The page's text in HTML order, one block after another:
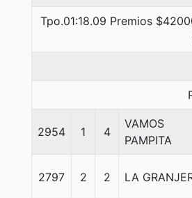
Tpo.01:18.09 Premios
2954 1 4
VAMOS
PAMPITA
2797 2 2 LA